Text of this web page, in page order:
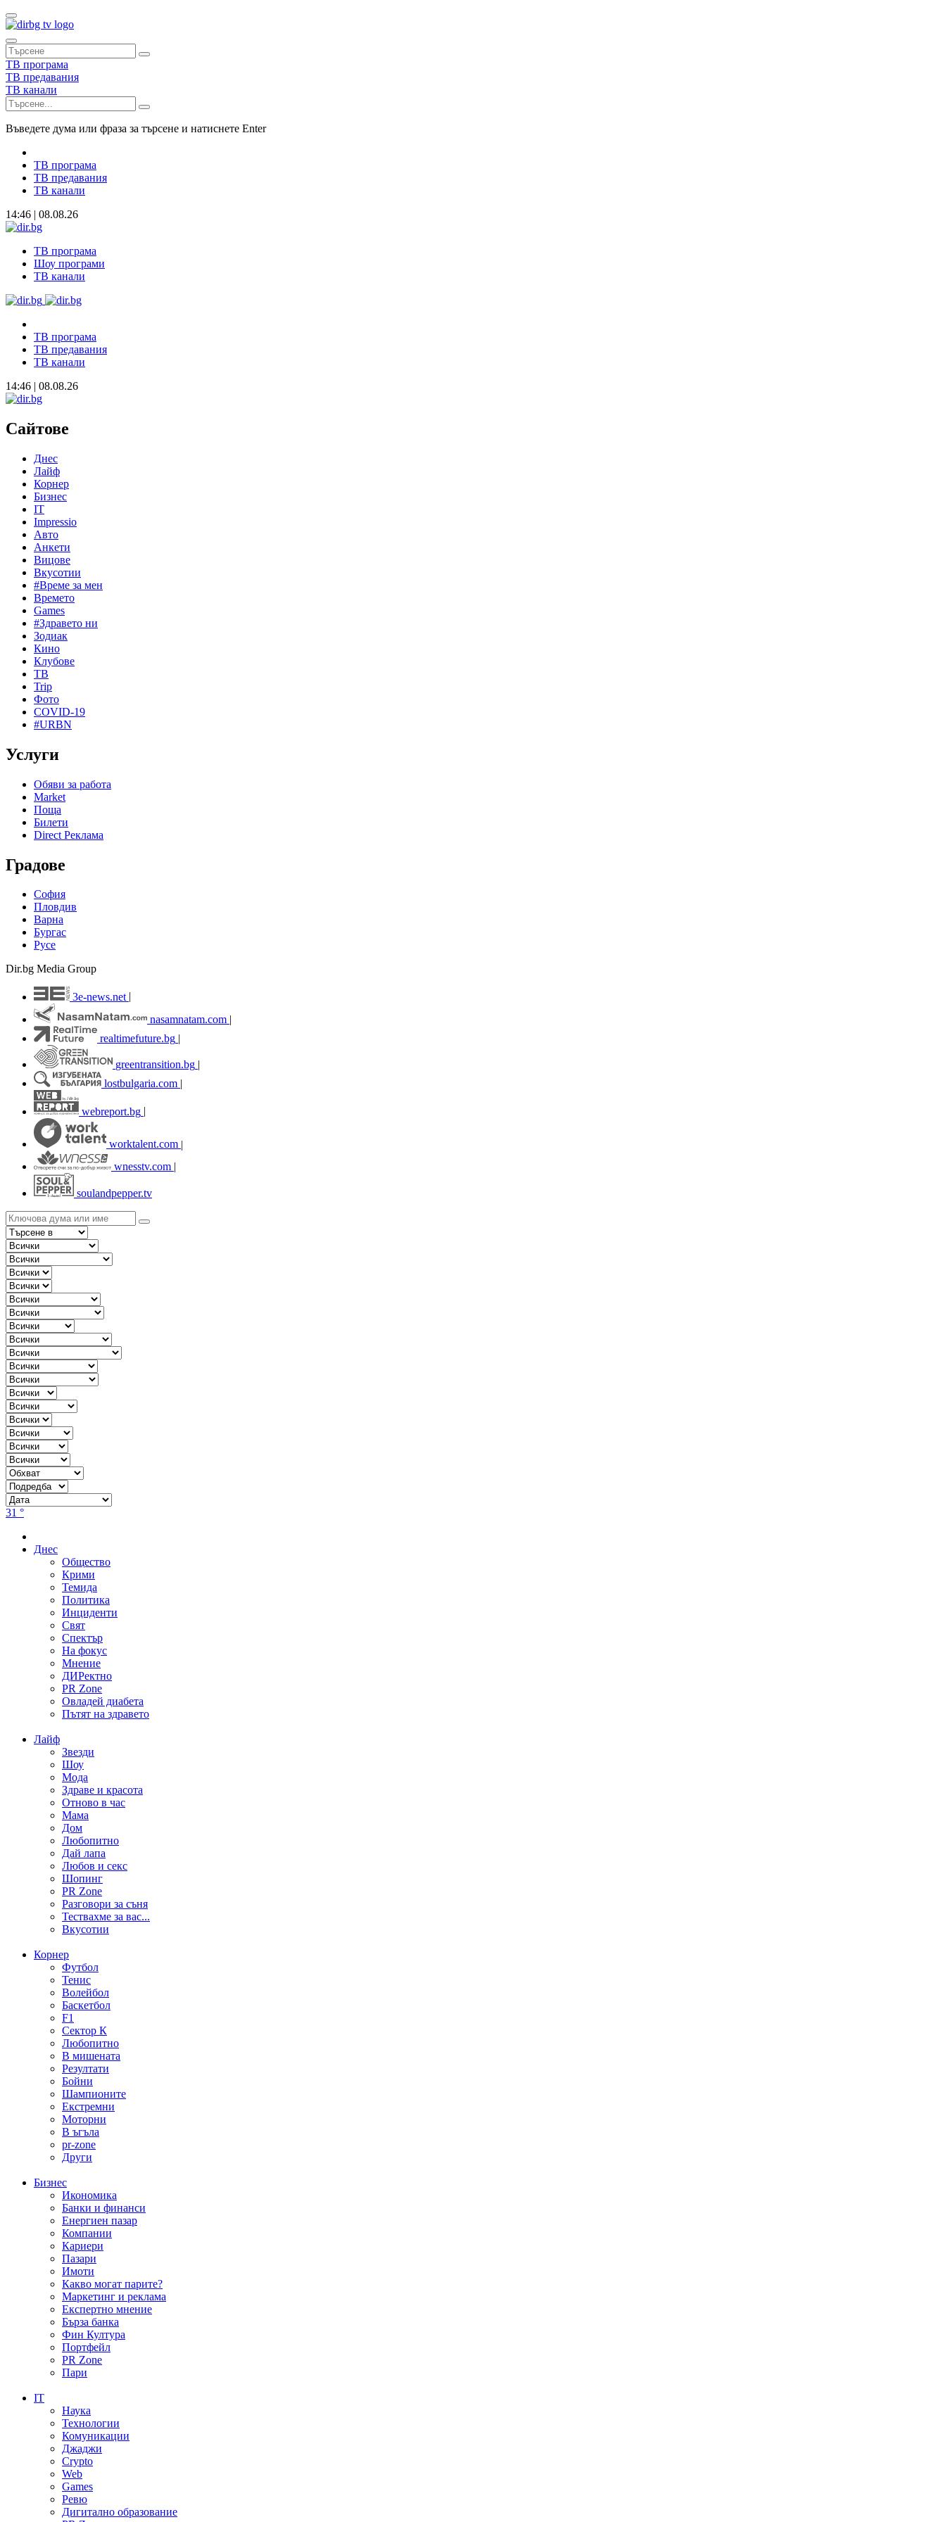
ТВ програма
ТВ предавания
ТВ канали
Въведете дума или фраза за търсене и натиснете Enter
ТВ програма
ТВ предавания
ТВ канали
14:46 | 08.08.26
ТВ програма
Шоу програми
ТВ канали
ТВ програма
ТВ предавания
ТВ канали
14:46 | 08.08.26
Сайтове
Днес
Лайф
Корнер
Бизнес
IT
Impressio
Авто
Анкети
Вицове
Вкусотии
#Време за мен
Времето
Games
#Здравето ни
Зодиак
Кино
Клубове
ТВ
Trip
Фото
COVID-19
#URBN
Услуги
Обяви за работа
Market
Поща
Билети
Direct Реклама
Градове
София
Пловдив
Варна
Бургас
Русе
Dir.bg Media Group
3e-news.net
nasamnatam.com |
realtimefuture.bg |
greentransition.bg |
lostbulgaria.com |
webreport.bg
worktalent.com |
wnesstv.com |
soulandpepper.tv
31 °
Днес
Общество
Крими
Темида
Политика
Инциденти
Свят
Спектър
На фокус
Мнение
ДИРектно
PR Zone
Овладей диабета
Пътят на здравето
Лайф
Звезди
Шоу
Мода
Здраве и красота
Отново в час
Мама
Дом
Любопитно
Дай лапа
Любов и секс
Шопинг
PR Zone
Разговори за съня
Тествахме за вас...
Вкусотии
Корнер
Футбол
Тенис
Волейбол
Баскетбол
F1
Сектор К
Любопитно
В мишената
Резултати
Бойни
Шампионите
Екстремни
Моторни
В ъгъла
pr-zone
Други
Бизнес
Икономика
Банки и финанси
Енергиен пазар
Компании
Кариери
Пазари
Имоти
Какво могат парите?
Маркетинг и реклама
Експертно мнение
Бърза банка
Фин Култура
Портфейл
PR Zone
Пари
IT
Наука
Технологии
Комуникации
Джаджи
Crypto
Web
Games
Ревю
Дигитално образование